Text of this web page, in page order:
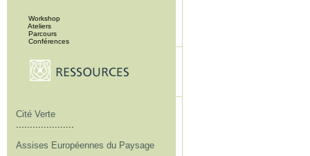
Workshop
Ateliers
Parcours
Conférences
Cité Verte
.....................
Assises Européennes du Paysage